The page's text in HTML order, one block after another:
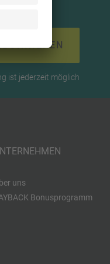
ist jederzeit möglich
uns
Bonusprogramm